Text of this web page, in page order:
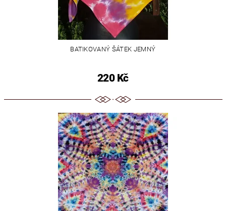
BATIKOVANÝ ŠÁTEK JEMNÝ
220 Kč